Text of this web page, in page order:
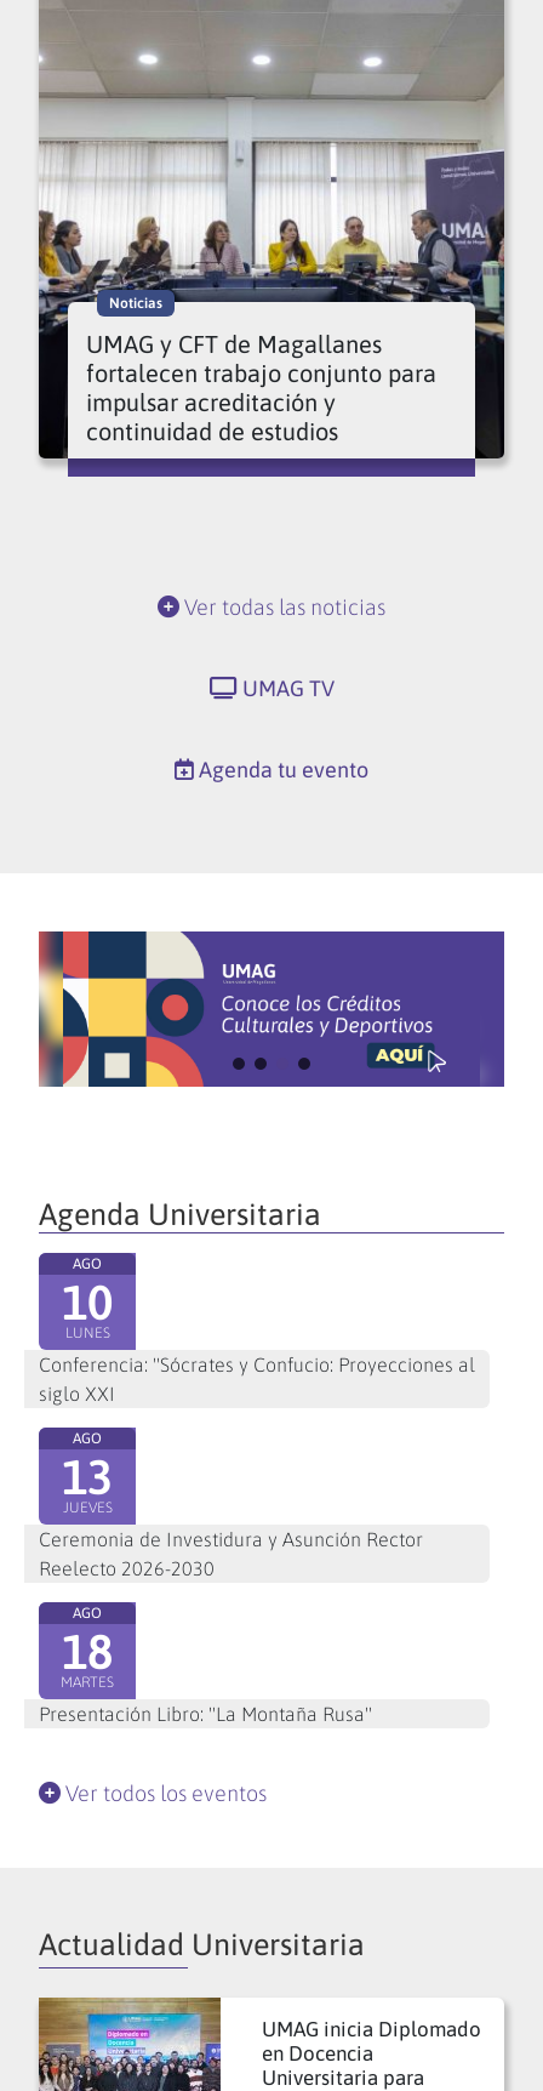
Noticias
UMAG y CFT de Magallanes
fortalecen trabajo conjunto para
impulsar acreditación y
continuidad de estudios
Ver todas las noticias
UMAG TV
Agenda tu evento
Agenda Universitaria
AGO
10
LUNES
Conferencia: "Sócrates y Confucio: Proyecciones al
siglo XXI
AGO
13
JUEVES
Ceremonia de Investidura y Asunción Rector
Reelecto 2026-2030
AGO
18
MARTES
Presentación Libro: "La Montaña Rusa"
Ver todos los eventos
Actualidad Universitaria
UMAG inicia Diplomado
en Docencia
Universitaria para